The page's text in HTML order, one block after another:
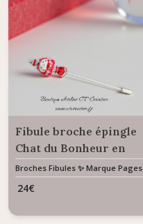
Fibule broche épingle
Chat du Bonheur en
porcelaine rouge
Broches Fibules ✨ Marque Pages
✨ Bijoux De Sac
24€